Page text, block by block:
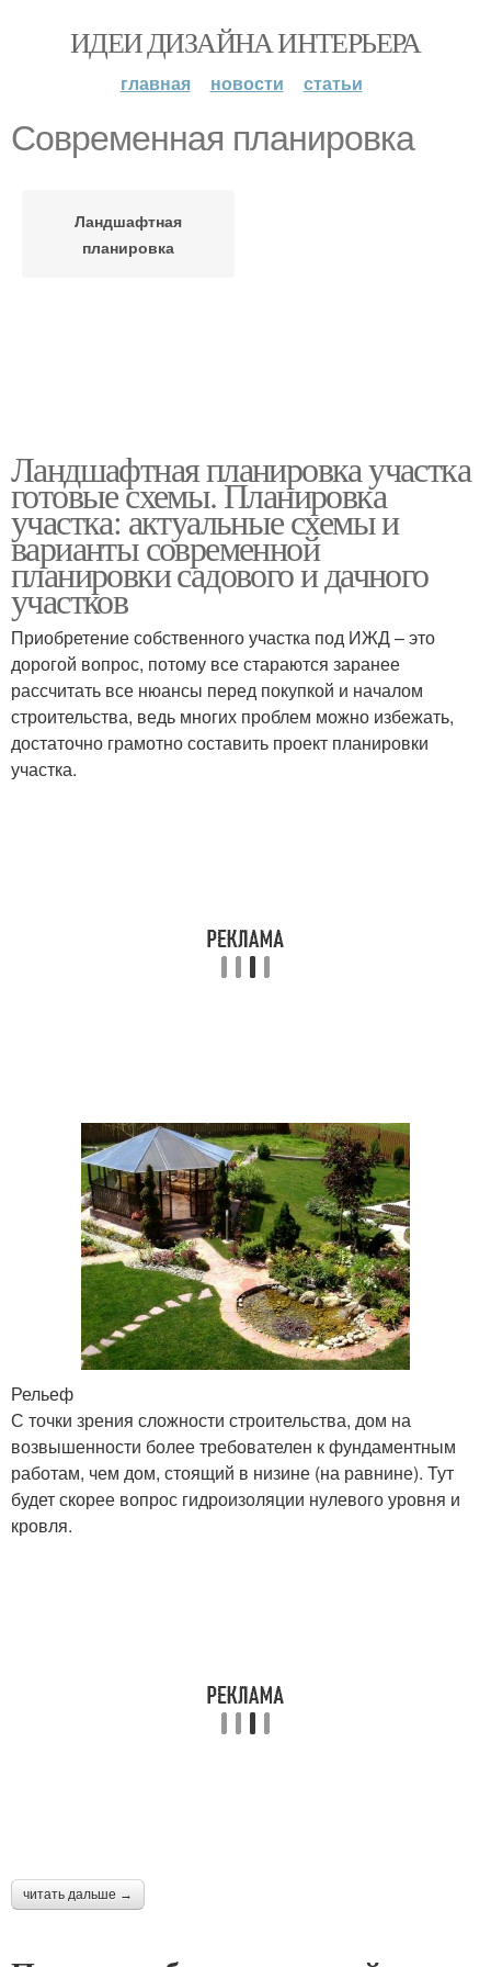
ИДЕИ ДИЗАЙНА ИНТЕРЬЕРА
главная новости статьи
Современная планировка
Ландшафтная
планировка
Ландшафтная планировка участка
готовые схемы. Планировка
участка: актуальные схемы и
варианты современной
планировки садового и дачного
участков
Приобретение собственного участка под ИЖД – это
дорогой вопрос, потому все стараются заранее
рассчитать все нюансы перед покупкой и началом
строительства, ведь многих проблем можно избежать,
достаточно грамотно составить проект планировки
участка.
Рельеф
С точки зрения сложности строительства, дом на
возвышенности более требователен к фундаментным
работам, чем дом, стоящий в низине (на равнине). Тут
будет скорее вопрос гидроизоляции нулевого уровня и
кровля.
читать дальше →